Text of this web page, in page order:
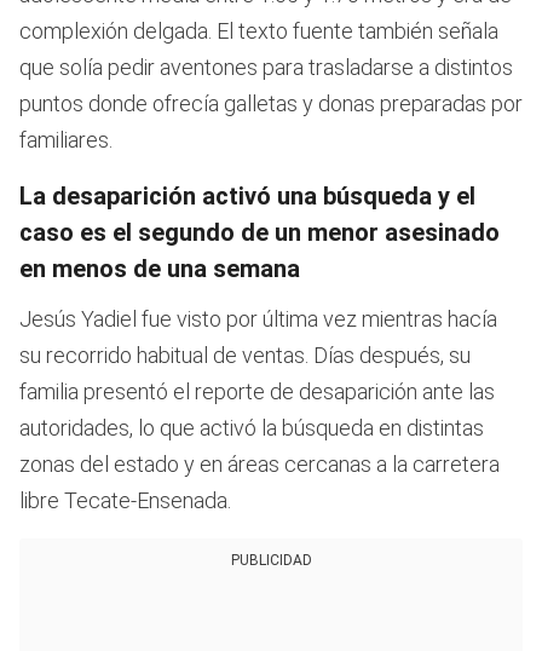
complexión delgada. El texto fuente también señala
que solía pedir aventones para trasladarse a distintos
puntos donde ofrecía galletas y donas preparadas por
familiares.
La desaparición activó una búsqueda y el
caso es el segundo de un menor asesinado
en menos de una semana
Jesús Yadiel fue visto por última vez mientras hacía
su recorrido habitual de ventas. Días después, su
familia presentó el reporte de desaparición ante las
autoridades, lo que activó la búsqueda en distintas
zonas del estado y en áreas cercanas a la carretera
libre Tecate-Ensenada.
PUBLICIDAD